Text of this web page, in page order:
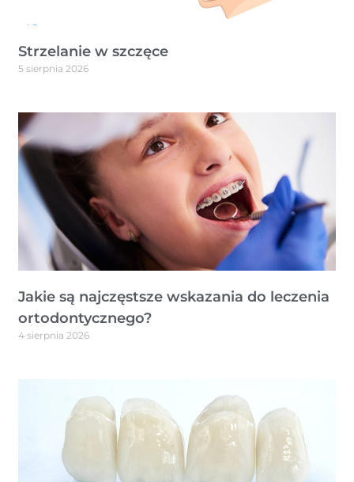
Strzelanie w szczęce
5 sierpnia 2026
Jakie są najczęstsze wskazania do leczenia
ortodontycznego?
4 sierpnia 2026